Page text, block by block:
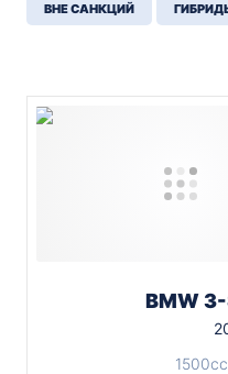
ВНЕ САНКЦИЙ
BMW 3-
1500cc